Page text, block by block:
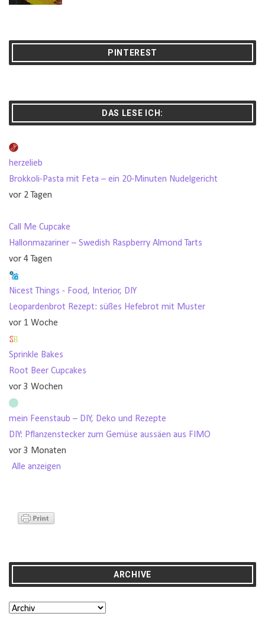
PINTEREST
DAS LESE ICH:
herzelieb
Brokkoli-Pasta mit Feta – ein 20-Minuten Nudelgericht
vor 2 Tagen
Call Me Cupcake
Hallonmazariner – Swedish Raspberry Almond Tarts
vor 4 Tagen
Nicest Things - Food, Interior, DIY
Leopardenbrot Rezept: süßes Hefebrot mit Muster
vor 1 Woche
Sprinkle Bakes
Root Beer Cupcakes
vor 3 Wochen
mein Feenstaub – DIY, Deko und Rezepte
DIY: Pflanzenstecker zum Gemüse aussäen aus FIMO
vor 3 Monaten
Alle anzeigen
ARCHIVE